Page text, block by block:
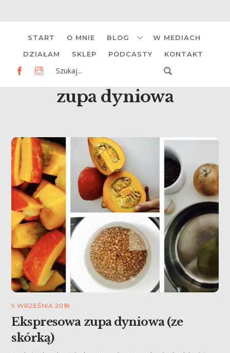
content
START O MNIE BLOG W MEDIACH
DZIAŁAM SKLEP PODCASTY KONTAKT
zupa dyniowa
9 WRZEŚNIA 2018
Ekspresowa zupa dyniowa (ze
skórką)